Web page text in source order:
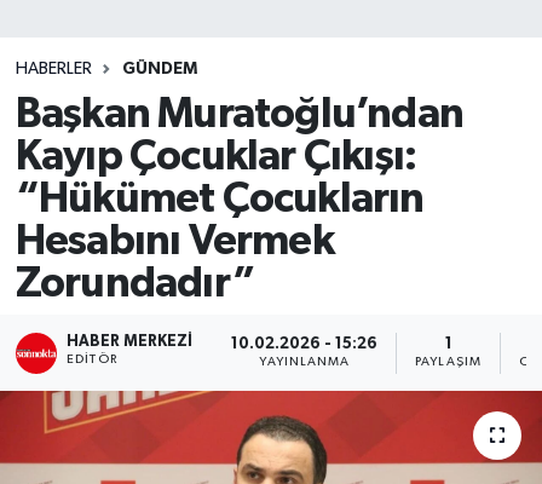
HABERLER GÜNDEM
Başkan Muratoğlu’ndan
Kayıp Çocuklar Çıkışı:
“Hükümet Çocukların
Hesabını Vermek
Zorundadır”
HABER MERKEZI
EDITÖR
10.02.2026 - 15:26
YAYINLANMA PAYLAŞIM
Teknoloji
TRABZON
TRABZONSPOR
Yaşam